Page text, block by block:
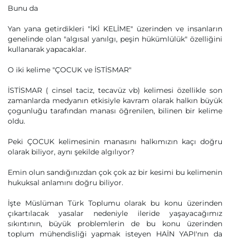
Bunu da
Yan yana getirdikleri "İKİ KELİME" üzerinden ve insanların
genelinde olan "algısal yanılgı, peşin hükümlülük" özelliğini
kullanarak yapacaklar.
O iki kelime "ÇOCUK ve İSTİSMAR"
İSTİSMAR ( cinsel taciz, tecavüz vb) kelimesi özellikle son
zamanlarda medyanın etkisiyle kavram olarak halkın büyük
çogunluğu tarafından manası öğrenilen, bilinen bir kelime
oldu.
Peki ÇOCUK kelimesinin manasını halkımızın kaçı doğru
olarak biliyor, aynı şekilde algılıyor?
Emin olun sandığınızdan çok çok az bir kesimi bu kelimenin
hukuksal anlamını doğru biliyor.
İşte Müslüman Türk Toplumu olarak bu konu üzerinden
çıkartılacak yasalar nedeniyle ileride yaşayacağımız
sıkıntının, büyük problemlerin de bu konu üzerinden
toplum mühendisliği yapmak isteyen HAİN YAPI'nın da